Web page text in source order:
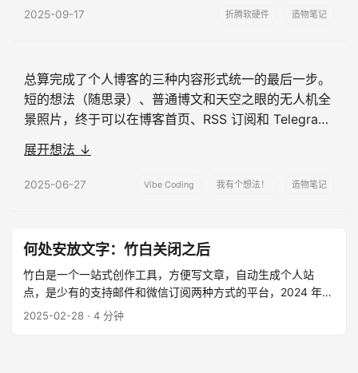
个非中文频道，覆盖 27 个国家和地区，做成一个列
2025-09-17 折腾软硬件 造物笔记
总算完成了个人博客的三种内容形式统一的最后一步。
短的想法（随思录）、普通博文和天空之眼的无人机全
景照片，终于可以在博客首页、RSS 订阅和 Telegram
频道混合排序和更新，且，相互之间可互相引用，引用
关系也会保留呈现。 在计划里，完整但很小的思考，
以随思录呈现，没有写长文的压力，连标题都不用，比
展开想法 ↓
2025-06-27 Vibe Coding 我有个想法！ 造物笔记
何处安放文字：竹白关闭之后
竹白是一个一站式创作工具，方便写文章，自动生成个人站
点，是少有的支持邮件和微信订阅两种方式的平台，2024 年已
经几乎不再更新，而 2025 年初即将彻底关闭。 ...
2025-02-28 · 4 分钟